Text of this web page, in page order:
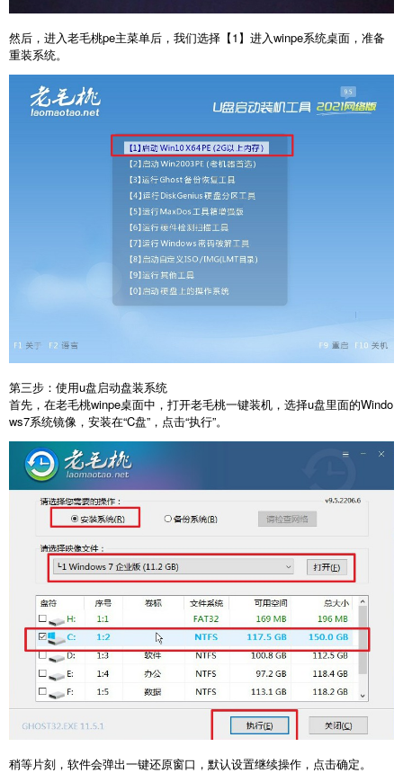
然后，进入老毛桃pe主菜单后，我们选择【1】进入winpe系统桌面，准备
重装系统。
第三步：使用u盘启动盘装系统
首先，在老毛桃winpe桌面中，打开老毛桃一键装机，选择u盘里面的Windo
ws7系统镜像，安装在“C盘”，点击“执行”。
稍等片刻，软件会弹出一键还原窗口，默认设置继续操作，点击确定。